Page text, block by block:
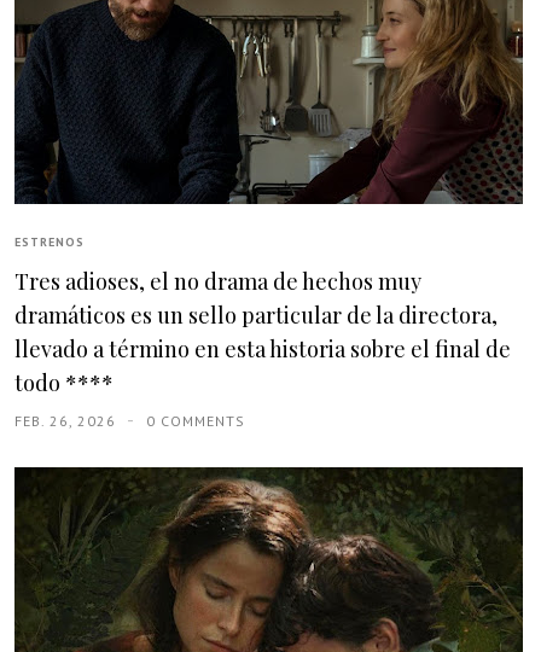
ESTRENOS
Tres adioses, el no drama de hechos muy
dramáticos es un sello particular de la directora,
llevado a término en esta historia sobre el final de
todo ****
FEB. 26, 2026 0 COMMENTS